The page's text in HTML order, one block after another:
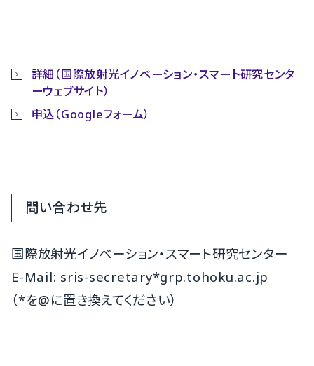
詳細（国際放射光イノベーション・スマート研究センタ
ーウェブサイト）
申込（Googleフォーム）
問い合わせ先
国際放射光イノベーション・スマート研究センター
E-Mail: sris-secretary*grp.tohoku.ac.jp
（*を@に置き換えてください）